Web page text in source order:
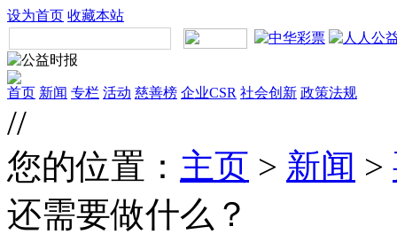
设为首页 收藏本站
首页 新闻 专栏 活动 慈善榜 企业CSR 社会创新 政策法规
//
您的位置： 主页 > 新闻 >
还需要做什么？